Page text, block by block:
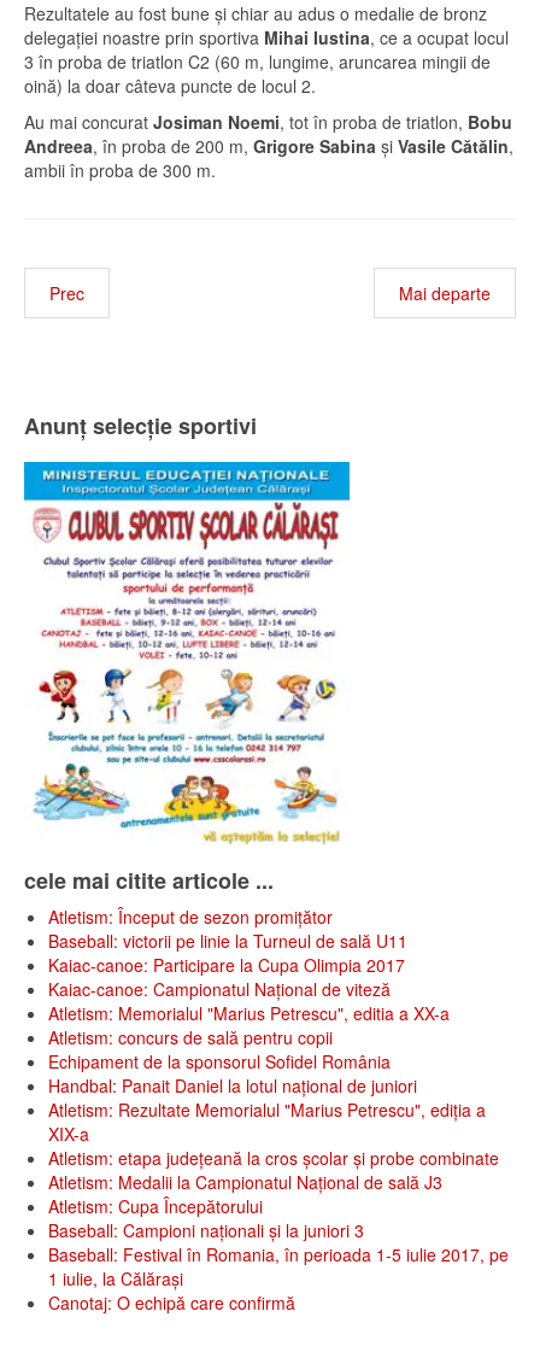
Rezultatele au fost bune și chiar au adus o medalie de bronz
delegației noastre prin sportiva Mihai Iustina, ce a ocupat locul
3 în proba de triatlon C2 (60 m, lungime, aruncarea mingii de
oină) la doar câteva puncte de locul 2.
Au mai concurat Josiman Noemi, tot în proba de triatlon, Bobu
Andreea, în proba de 200 m, Grigore Sabina și Vasile Cătălin,
ambii în proba de 300 m.
Prec Mai departe
Anunț selecție sportivi
cele mai citite articole ...
Atletism: Început de sezon promițător
Baseball: victorii pe linie la Turneul de sală U11
Kaiac-canoe: Participare la Cupa Olimpia 2017
Kaiac-canoe: Campionatul Național de viteză
Atletism: Memorialul "Marius Petrescu", editia a XX-a
Atletism: concurs de sală pentru copii
Echipament de la sponsorul Sofidel România
Handbal: Panait Daniel la lotul național de juniori
Atletism: Rezultate Memorialul "Marius Petrescu", ediția a
XIX-a
Atletism: etapa județeană la cros școlar și probe combinate
Atletism: Medalii la Campionatul Național de sală J3
Atletism: Cupa Începătorului
Baseball: Campioni naționali și la juniori 3
Baseball: Festival în Romania, în perioada 1-5 iulie 2017, pe
1 iulie, la Călăraşi
Canotaj: O echipă care confirmă